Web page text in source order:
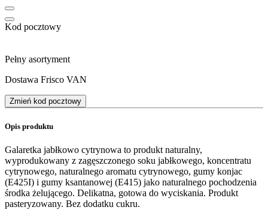
Kod pocztowy
Pełny asortyment
Dostawa Frisco VAN
Zmień kod pocztowy
Opis produktu
Galaretka jabłkowo cytrynowa to produkt naturalny,
wyprodukowany z zagęszczonego soku jabłkowego, koncentratu
cytrynowego, naturalnego aromatu cytrynowego, gumy konjac
(E425I) i gumy ksantanowej (E415) jako naturalnego pochodzenia
środka żelującego. Delikatna, gotowa do wyciskania. Produkt
pasteryzowany. Bez dodatku cukru.